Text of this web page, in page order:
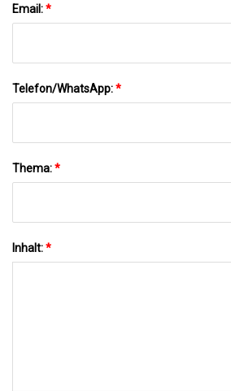
Email:*
Telefon/WhatsApp:*
Thema:*
Inhalt:*